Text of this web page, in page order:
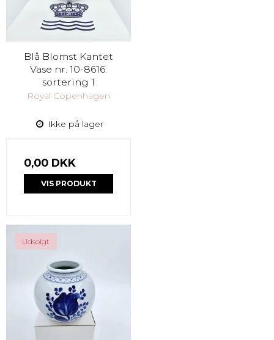
Blå Blomst Kantet
Vase nr. 10-8616.
sortering 1
Royal Copenhagen
Ikke på lager
0,00 DKK
VIS PRODUKT
Udsolgt